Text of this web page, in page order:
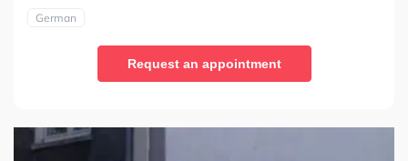
German
Request an appointment